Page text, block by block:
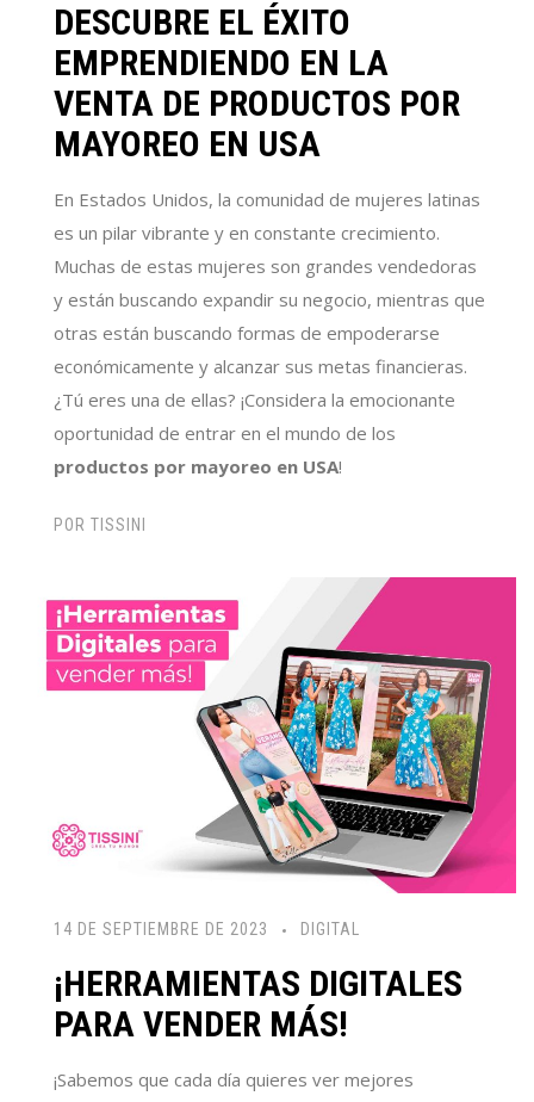
DESCUBRE EL ÉXITO
EMPRENDIENDO EN LA
VENTA DE PRODUCTOS POR
MAYOREO EN USA
En Estados Unidos, la comunidad de mujeres latinas
es un pilar vibrante y en constante crecimiento.
Muchas de estas mujeres son grandes vendedoras
y están buscando expandir su negocio, mientras que
otras están buscando formas de empoderarse
económicamente y alcanzar sus metas financieras.
¿Tú eres una de ellas? ¡Considera la emocionante
oportunidad de entrar en el mundo de los
productos por mayoreo en USA!
POR TISSINI
14 DE SEPTIEMBRE DE 2023 DIGITAL
¡HERRAMIENTAS DIGITALES
PARA VENDER MÁS!
¡Sabemos que cada día quieres ver mejores